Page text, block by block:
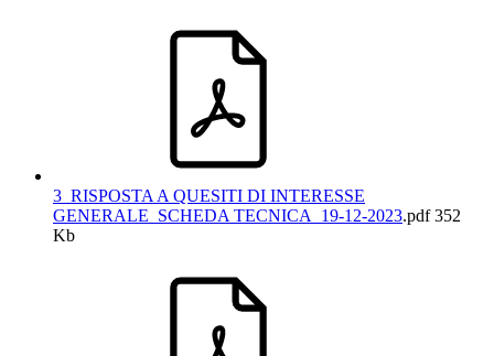
3_RISPOSTA A QUESITI DI INTERESSE
GENERALE_SCHEDA TECNICA_19-12-2023.pdf352
Kb